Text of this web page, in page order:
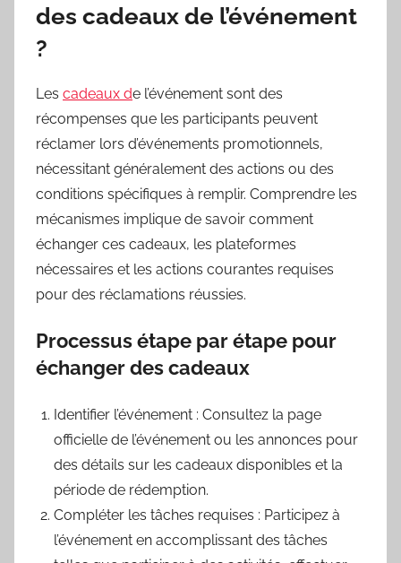
des cadeaux de l’événement
?
Les cadeaux de l’événement sont des
récompenses que les participants peuvent
réclamer lors d’événements promotionnels,
nécessitant généralement des actions ou des
conditions spécifiques à remplir. Comprendre les
mécanismes implique de savoir comment
échanger ces cadeaux, les plateformes
nécessaires et les actions courantes requises
pour des réclamations réussies.
Processus étape par étape pour
échanger des cadeaux
Identifier l’événement : Consultez la page
officielle de l’événement ou les annonces pour
des détails sur les cadeaux disponibles et la
période de rédemption.
Compléter les tâches requises : Participez à
l’événement en accomplissant des tâches